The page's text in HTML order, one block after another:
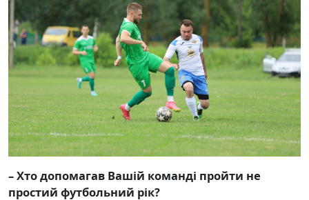
– Хто допомагав Вашій команді пройти не
простий футбольний рік?